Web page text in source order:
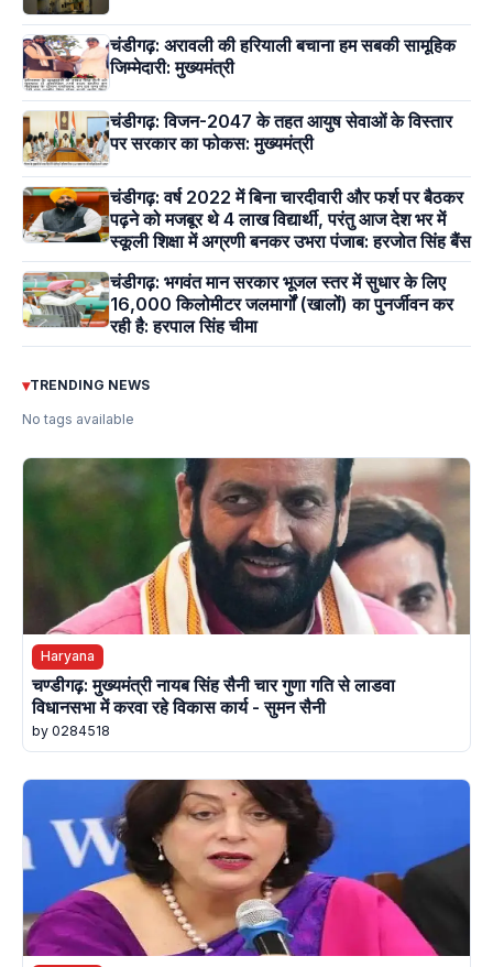
चंडीगढ़: अरावली की हरियाली बचाना हम सबकी सामूहिक
जिम्मेदारी: मुख्यमंत्री
चंडीगढ़: विजन-2047 के तहत आयुष सेवाओं के विस्तार
पर सरकार का फोकस: मुख्यमंत्री
चंडीगढ़: वर्ष 2022 में बिना चारदीवारी और फर्श पर बैठकर
पढ़ने को मजबूर थे 4 लाख विद्यार्थी, परंतु आज देश भर में
स्कूली शिक्षा में अग्रणी बनकर उभरा पंजाब: हरजोत सिंह बैंस
चंडीगढ़: भगवंत मान सरकार भूजल स्तर में सुधार के लिए
16,000 किलोमीटर जलमार्गों (खालों) का पुनर्जीवन कर
रही है: हरपाल सिंह चीमा
▾TRENDING NEWS
No tags available
Haryana
चण्डीगढ़: मुख्यमंत्री नायब सिंह सैनी चार गुणा गति से लाडवा
विधानसभा में करवा रहे विकास कार्य - सुमन सैनी
by 0284518